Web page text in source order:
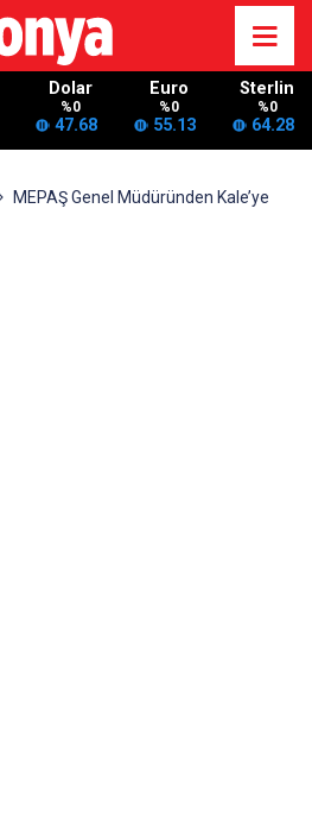
Dolar
%0
47.68
Euro
%0
55.13
Sterlin
%0
64.28
MEPAŞ Genel Müdüründen Kale’ye